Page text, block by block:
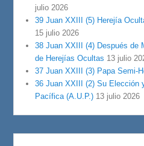
julio 2026
39 Juan XXIII (5) Herejía
15 julio 2026
38 Juan XXIII (4) Después de
de Herejías Ocultas 13 julio
37 Juan XXIII (3) Papa Semi-
36 Juan XXIII (2) Su Elección
Pacífica (A.U.P.) 13 julio 2026